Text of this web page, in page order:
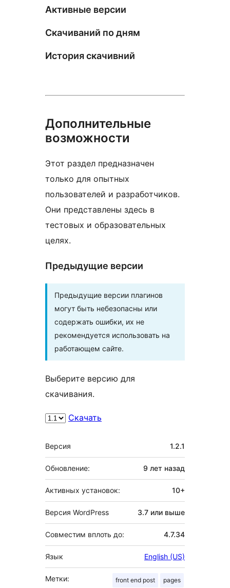
Активные версии
Скачиваний по дням
История скачивний
Дополнительные
возможности
Этот раздел предназначен
только для опытных
пользователей и разработчиков.
Они представлены здесь в
тестовых и образовательных
целях.
Предыдущие версии
Предыдущие версии плагинов
могут быть небезопасны или
содержать ошибки, их не
рекомендуется использовать на
работающем сайте.
Выберите версию для
скачивания.
Скачать
Мета
Версия 1.2.1
Обновление: 9 лет назад
Активных установок: 10+
Версия WordPress 3.7 или выше
Совместим вплоть до: 4.7.34
Язык English (US)
Метки: front end post pages